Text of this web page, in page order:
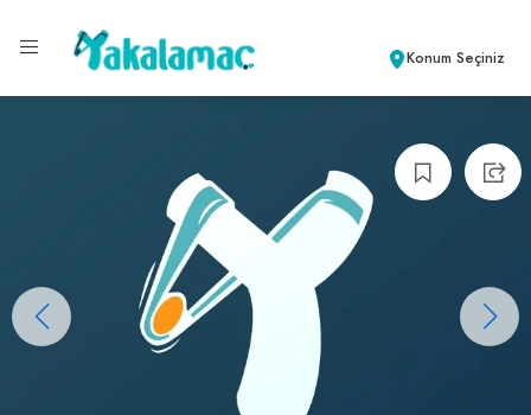
Konum Seçiniz